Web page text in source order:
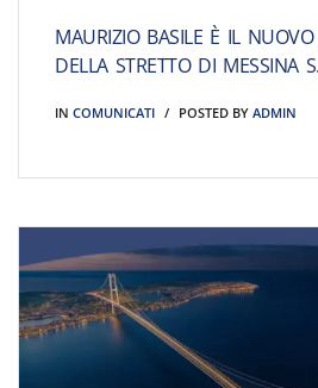
MAURIZIO BASILE È IL NUOVO
DELLA STRETTO DI MESSINA
IN COMUNICATI POSTED BY ADMIN